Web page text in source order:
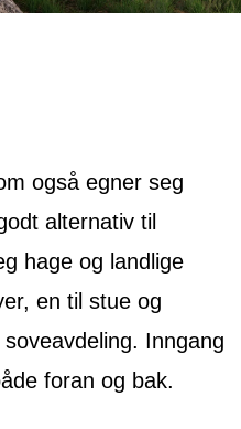
også egner seg
alternativ til
hage og landlige
en til stue og
Inngang
foran og bak.